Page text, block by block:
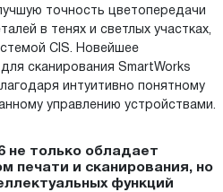
точность цветопередачи
в тенях и светлых участках,
CIS. Новейшее
сканирования SmartWorks
интуитивно понятному
управлению устройствами.
не только обладает
печати и сканирования, но
функций